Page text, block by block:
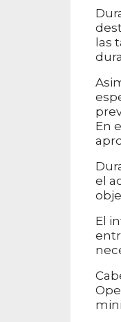
las
En
el
El